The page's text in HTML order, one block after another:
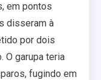
em pontos
disseram à
por dois
O garupa teria
fugindo em